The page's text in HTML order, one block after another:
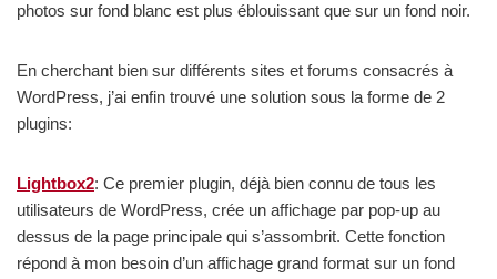
photos sur fond blanc est plus éblouissant que sur un fond noir.
En cherchant bien sur différents sites et forums consacrés à
WordPress, j’ai enfin trouvé une solution sous la forme de 2
plugins:
Lightbox2: Ce premier plugin, déjà bien connu de tous les
utilisateurs de WordPress, crée un affichage par pop-up au
dessus de la page principale qui s’assombrit. Cette fonction
répond à mon besoin d’un affichage grand format sur un fond